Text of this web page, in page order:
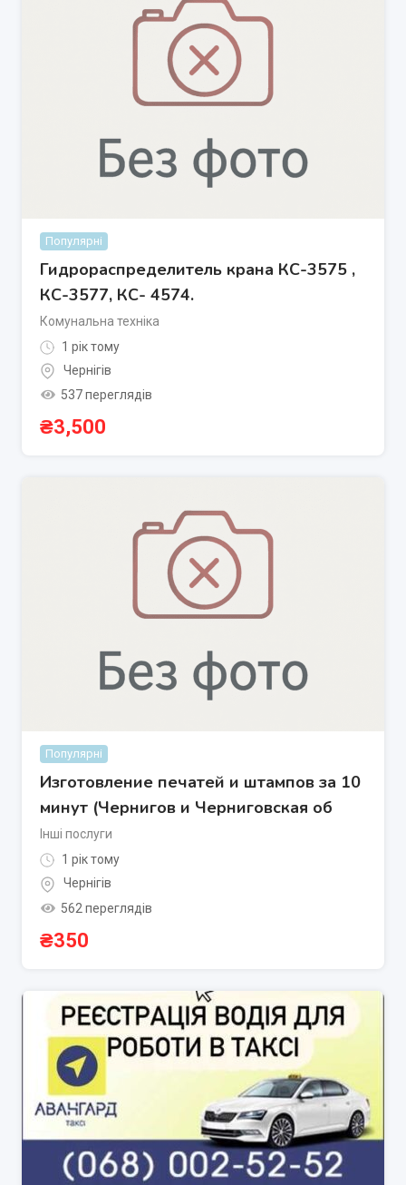
Популярні
Гидрораспределитель крана КС-3575 ,
КС-3577, КС- 4574.
Комунальна техніка
1 рік тому
Чернігів
537 переглядів
₴3,500
Популярні
Изготовление печатей и штампов за 10
минут (Чернигов и Черниговская об
Інші послуги
1 рік тому
Чернігів
562 переглядів
₴350